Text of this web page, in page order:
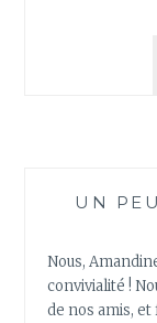
UN
Nous,
convivialité !
de nos amis,